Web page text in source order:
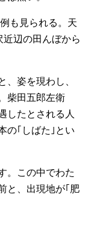
も見られる。天
近辺の田んぼから
姿を現わし、
柴田五郎左衛
したとされる人
の｢しばた｣とい
。この中でわた
と、出現地が｢肥